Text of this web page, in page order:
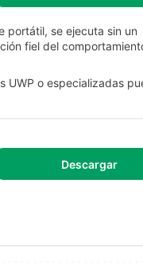
portátil, se ejecuta sin un
fiel del
UWP o especializadas
Descargar